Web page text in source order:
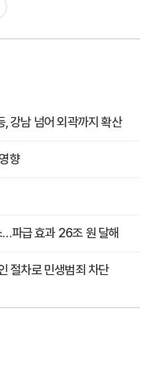
강남 넘어 외곽까지 확산
향
…파급 효과 26조 원 달해
절차로 민생범죄 차단